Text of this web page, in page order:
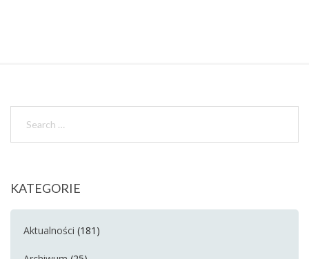
KATEGORIE
Aktualności (181)